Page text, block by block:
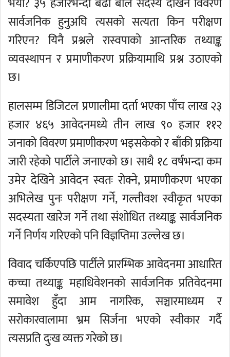
सार्वजनिक हुनुअघि त्यसको सत्यता किन परीक्षण
गरिएन? यिनै प्रश्नले रास्वपाको आन्तरिक तथ्याङ्क
व्यवस्थापन र प्रमाणीकरण प्रक्रियामाथि प्रश्न उठाएको
छ।
हालसम्म डिजिटल प्रणालीमा दर्ता भएका पाँच लाख २३
हजार ४६५ आवेदनमध्ये तीन लाख ९० हजार ११२
जनाको विवरण प्रमाणीकरण भइसकेको र बाँकी प्रक्रिया
जारी रहेको पार्टीले जनाएको छ। साथै १८ वर्षभन्दा कम
उमेर देखिने आवेदन स्वतः रोक्ने, प्रमाणीकरण भएका
अभिलेख पुनः परीक्षण गर्ने, गल्तीवश स्वीकृत भएका
सदस्यता खारेज गर्ने तथा संशोधित तथ्याङ्क सार्वजनिक
गर्ने निर्णय गरिएको पनि विज्ञप्तिमा उल्लेख छ।
विवाद चर्किएपछि पार्टीले प्रारम्भिक आवेदनमा आधारित
कच्चा तथ्याङ्क महाधिवेशनको सार्वजनिक प्रतिवेदनमा
समावेश हुँदा आम नागरिक, सञ्चारमाध्यम र
सरोकारवालामा भ्रम सिर्जना भएको स्वीकार गर्दै
त्यसप्रति दुःख व्यक्त गरेको छ।